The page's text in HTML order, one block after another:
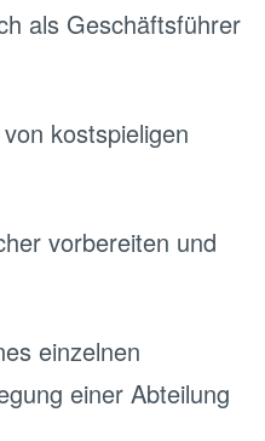
als Geschäftsführer
kostspieligen
vorbereiten und
einzelnen
einer Abteilung